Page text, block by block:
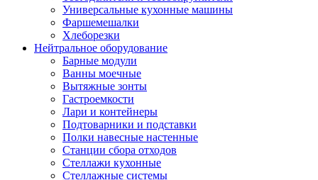
Универсальные кухонные машины
Фаршемешалки
Хлеборезки
Нейтральное оборудование
Барные модули
Ванны моечные
Вытяжные зонты
Гастроемкости
Лари и контейнеры
Подтоварники и подставки
Полки навесные настенные
Станции сбора отходов
Стеллажи кухонные
Стеллажные системы